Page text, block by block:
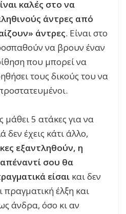
καλές στο να
άντρες από
άντρες. Είναι στο
να βρουν έναν
που μπορεί να
τους δικούς του να
μάθει 5 ατάκες για να
δεν έχεις κάτι άλλο,
εξαντληθούν, η
σου θα
είσαι και δεν
πραγματική έλξη και
άνδρα, όσο κι αν